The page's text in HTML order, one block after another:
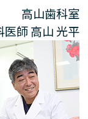
高山歯科室
医師高山 光平